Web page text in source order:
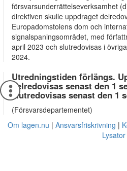
försvarsunderrättelseverksamhet
direktiven skulle uppdraget
Europadomstolens dom och
signalspaningsområdet, med
april 2023 och slutredovisas i
2024.
Utredningstiden förlängs.
delredovisas senast den 1
slutredovisas senast den 1
(Försvarsdepartementet)
Om lagen.nu
Ansvarsfriskrivning
Lysator